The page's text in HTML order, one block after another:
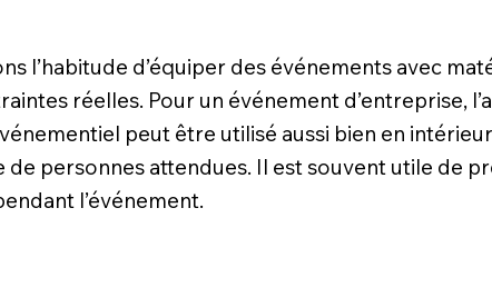
l’habitude d’équiper des événements avec
réelles. Pour un événement d’entreprise,
peut être utilisé aussi bien en
personnes attendues. Il est souvent utile de
l’événement.